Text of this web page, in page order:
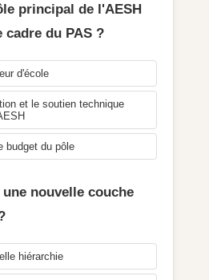
principal de l'AESH
cadre du PAS ?
d'école
et le soutien technique
budget du pôle
nouvelle couche
hiérarchie